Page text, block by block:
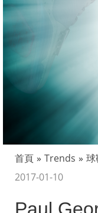
首頁 » Trends » 球
2017-01-10